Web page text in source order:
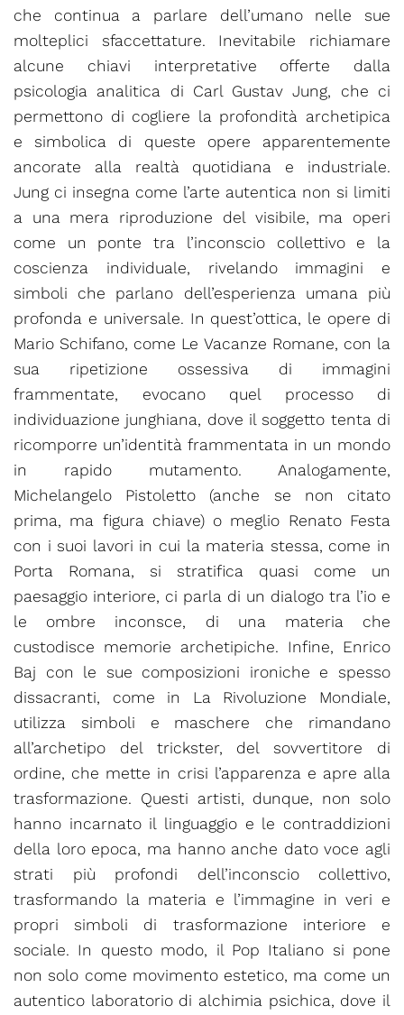
che continua a parlare dell’umano nelle sue
molteplici sfaccettature. Inevitabile richiamare
alcune chiavi interpretative offerte dalla
psicologia analitica di Carl Gustav Jung, che ci
permettono di cogliere la profondità archetipica
e simbolica di queste opere apparentemente
ancorate alla realtà quotidiana e industriale.
Jung ci insegna come l’arte autentica non si limiti
a una mera riproduzione del visibile, ma operi
come un ponte tra l’inconscio collettivo e la
coscienza individuale, rivelando immagini e
simboli che parlano dell’esperienza umana più
profonda e universale. In quest’ottica, le opere di
Mario Schifano, come Le Vacanze Romane, con la
sua ripetizione ossessiva di immagini
frammentate, evocano quel processo di
individuazione junghiana, dove il soggetto tenta di
ricomporre un’identità frammentata in un mondo
in rapido mutamento. Analogamente,
Michelangelo Pistoletto (anche se non citato
prima, ma figura chiave) o meglio Renato Festa
con i suoi lavori in cui la materia stessa, come in
Porta Romana, si stratifica quasi come un
paesaggio interiore, ci parla di un dialogo tra l’io e
le ombre inconsce, di una materia che
custodisce memorie archetipiche. Infine, Enrico
Baj con le sue composizioni ironiche e spesso
dissacranti, come in La Rivoluzione Mondiale,
utilizza simboli e maschere che rimandano
all’archetipo del trickster, del sovvertitore di
ordine, che mette in crisi l’apparenza e apre alla
trasformazione. Questi artisti, dunque, non solo
hanno incarnato il linguaggio e le contraddizioni
della loro epoca, ma hanno anche dato voce agli
strati più profondi dell’inconscio collettivo,
trasformando la materia e l’immagine in veri e
propri simboli di trasformazione interiore e
sociale. In questo modo, il Pop Italiano si pone
non solo come movimento estetico, ma come un
autentico laboratorio di alchimia psichica, dove il